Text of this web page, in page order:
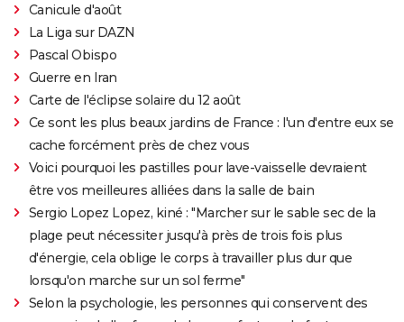
Canicule d'août
La Liga sur DAZN
Pascal Obispo
Guerre en Iran
Carte de l'éclipse solaire du 12 août
Ce sont les plus beaux jardins de France : l'un d'entre eux se
cache forcément près de chez vous
Voici pourquoi les pastilles pour lave-vaisselle devraient
être vos meilleures alliées dans la salle de bain
Sergio Lopez Lopez, kiné : "Marcher sur le sable sec de la
plage peut nécessiter jusqu'à près de trois fois plus
d'énergie, cela oblige le corps à travailler plus dur que
lorsqu'on marche sur un sol ferme"
Selon la psychologie, les personnes qui conservent des